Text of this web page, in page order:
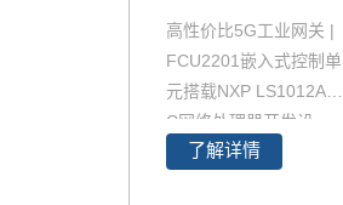
高性价比5G工业网关 |
FCU2201嵌入式控制单
元搭载NXP LS1012A-
C网络处理器开发设
计，是一款工业级的高
了解详情